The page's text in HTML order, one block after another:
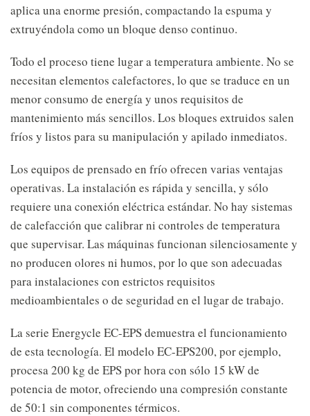
aplica una enorme presión, compactando la espuma y
extruyéndola como un bloque denso continuo.
Todo el proceso tiene lugar a temperatura ambiente. No se
necesitan elementos calefactores, lo que se traduce en un
menor consumo de energía y unos requisitos de
mantenimiento más sencillos. Los bloques extruidos salen
fríos y listos para su manipulación y apilado inmediatos.
Los equipos de prensado en frío ofrecen varias ventajas
operativas. La instalación es rápida y sencilla, y sólo
requiere una conexión eléctrica estándar. No hay sistemas
de calefacción que calibrar ni controles de temperatura
que supervisar. Las máquinas funcionan silenciosamente y
no producen olores ni humos, por lo que son adecuadas
para instalaciones con estrictos requisitos
medioambientales o de seguridad en el lugar de trabajo.
La serie Energycle EC-EPS demuestra el funcionamiento
de esta tecnología. El modelo EC-EPS200, por ejemplo,
procesa 200 kg de EPS por hora con sólo 15 kW de
potencia de motor, ofreciendo una compresión constante
de 50:1 sin componentes térmicos.